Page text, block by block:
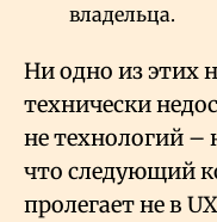
владельца.
Ни одно из этих
технически
не технологий –
что следующий
пролегает не в